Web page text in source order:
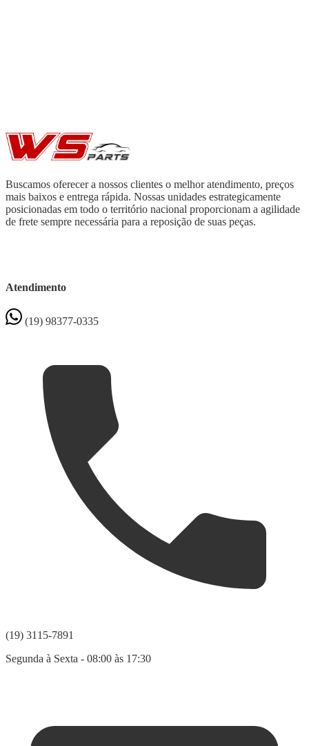
Buscamos oferecer a nossos clientes o melhor atendimento, preços
mais baixos e entrega rápida. Nossas unidades estrategicamente
posicionadas em todo o território nacional proporcionam a agilidade
de frete sempre necessária para a reposição de suas peças.
Atendimento
(19) 98377-0335
(19) 3115-7891
Segunda à Sexta - 08:00 às 17:30